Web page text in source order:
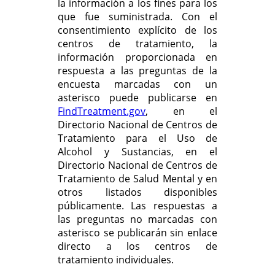
la información a los fines para los
que fue suministrada. Con el
consentimiento explícito de los
centros de tratamiento, la
información proporcionada en
respuesta a las preguntas de la
encuesta marcadas con un
asterisco puede publicarse en
FindTreatment.gov, en el
Directorio Nacional de Centros de
Tratamiento para el Uso de
Alcohol y Sustancias, en el
Directorio Nacional de Centros de
Tratamiento de Salud Mental y en
otros listados disponibles
públicamente. Las respuestas a
las preguntas no marcadas con
asterisco se publicarán sin enlace
directo a los centros de
tratamiento individuales.